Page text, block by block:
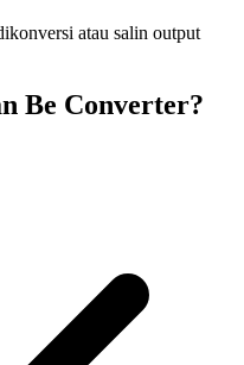
atau salin output
Be Converter?